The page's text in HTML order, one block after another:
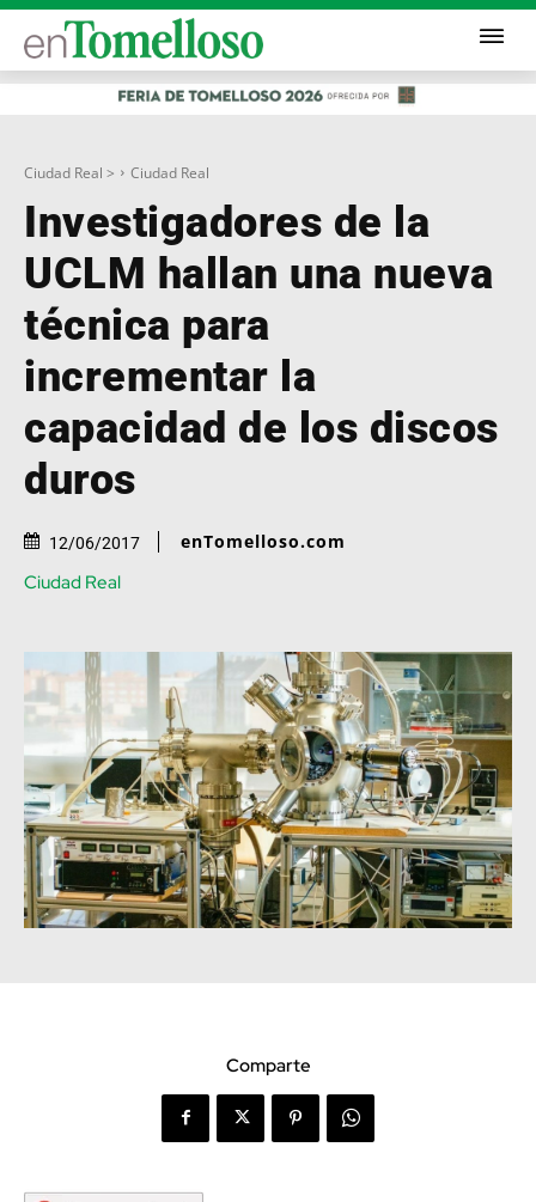
Ciudad Real > Ciudad Real
Investigadores de la
UCLM hallan una nueva
técnica para
incrementar la
capacidad de los discos
duros
12/06/2017 enTomelloso.com
Ciudad Real
Comparte